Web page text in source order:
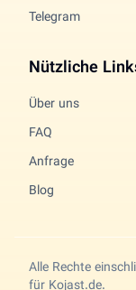
Telegram
Nützliche
Über uns
FAQ
Anfrage
Blog
Alle Rechte